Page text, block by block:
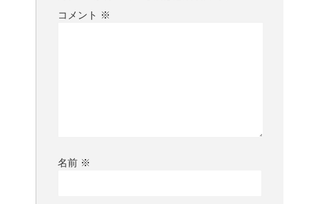
コメント ※
名前 ※